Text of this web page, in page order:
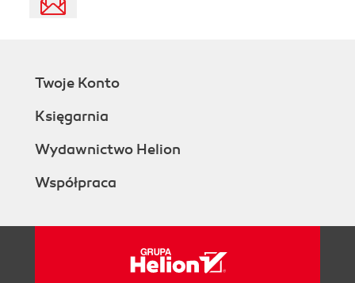
Twoje Konto
Księgarnia
Wydawnictwo Helion
Współpraca